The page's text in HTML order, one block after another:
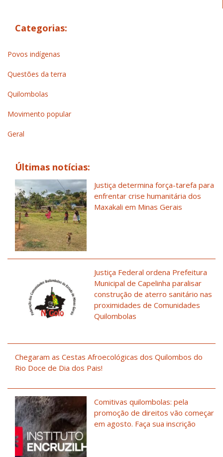
Categorias:
Povos indígenas
Questões da terra
Quilombolas
Movimento popular
Geral
Últimas notícias:
Justiça determina força-tarefa para
enfrentar crise humanitária dos
Maxakali em Minas Gerais
Justiça Federal ordena Prefeitura
Municipal de Capelinha paralisar
construção de aterro sanitário nas
proximidades de Comunidades
Quilombolas
Chegaram as Cestas Afroecológicas dos Quilombos do
Rio Doce de Dia dos Pais!
Comitivas quilombolas: pela
promoção de direitos vão começar
em agosto. Faça sua inscrição